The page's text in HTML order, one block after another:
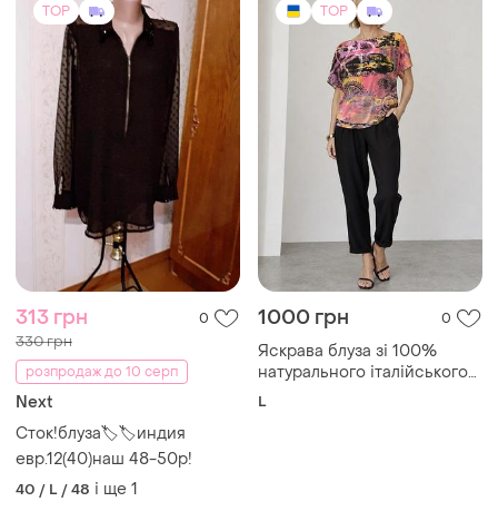
TOP
313 грн 0
330 грн
розпродаж до 10 серп
Next
Сток!блуза🏷🏷индия
евр.12(40)наш 48-50р!
40 / L / 48 і ще 1
TOP
1000 грн 0
Яскрава блуза зі 100%
натурального італійського
трикотажу
L